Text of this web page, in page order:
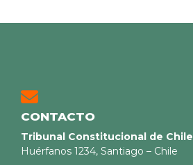
CONTACTO
Tribunal Constitucional de Chile
Huérfanos 1234, Santiago – Chile